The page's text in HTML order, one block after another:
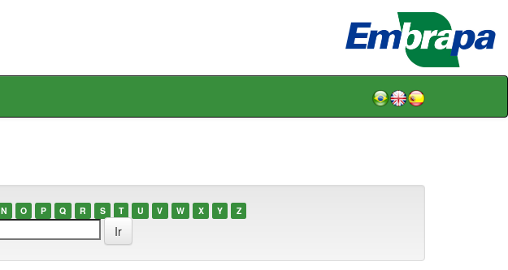
N O P Q R S T U V W X Y Z